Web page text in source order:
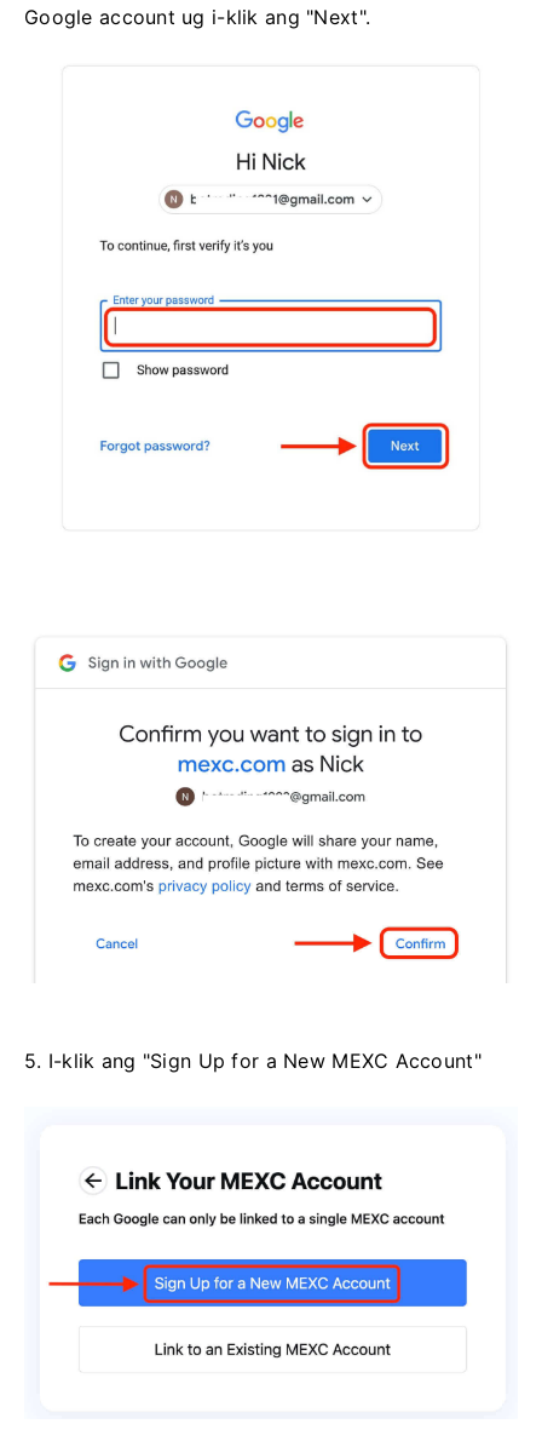
Google account ug i-klik ang "Next".
5. I-klik ang "Sign Up for a New MEXC Account"